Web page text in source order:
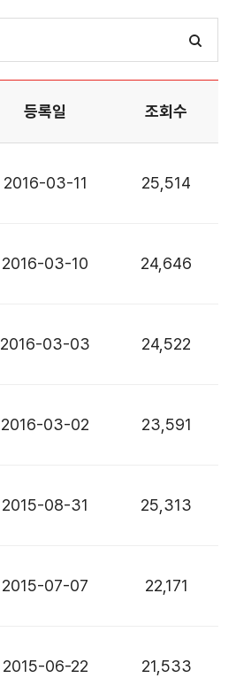
등록일 조회수
2016-03-11 25,514
2016-03-10 24,646
2016-03-03 24,522
2016-03-02 23,591
2015-08-31 25,313
2015-07-07 22,171
2015-06-22 21,533